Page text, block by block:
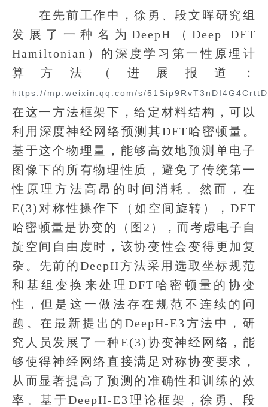
在先前工作中，徐勇、段文晖研究组
发展了一种名为DeepH（Deep DFT
Hamiltonian）的深度学习第一性原理计
算方法（进展报道：
https://mp.weixin.qq.com/s/
在这一方法框架下，给定材料结构，可以
利用深度神经网络预测其DFT哈密顿量。
基于这个物理量，能够高效地预测单电子
图像下的所有物理性质，避免了传统第一
性原理方法高昂的时间消耗。然而，在
E(3)对称性操作下（如空间旋转），DFT
哈密顿量是协变的（图2），而考虑电子自
旋空间自由度时，该协变性会变得更加复
杂。先前的DeepH方法采用选取坐标规范
和基组变换来处理DFT哈密顿量的协变
性，但是这一做法存在规范不连续的问
题。在最新提出的DeepH-E3方法中，研
究人员发展了一种E(3)协变神经网络，能
够使得神经网络直接满足对称协变要求，
从而显著提高了预测的准确性和训练的效
率。基于DeepH-E3理论框架，徐勇、段